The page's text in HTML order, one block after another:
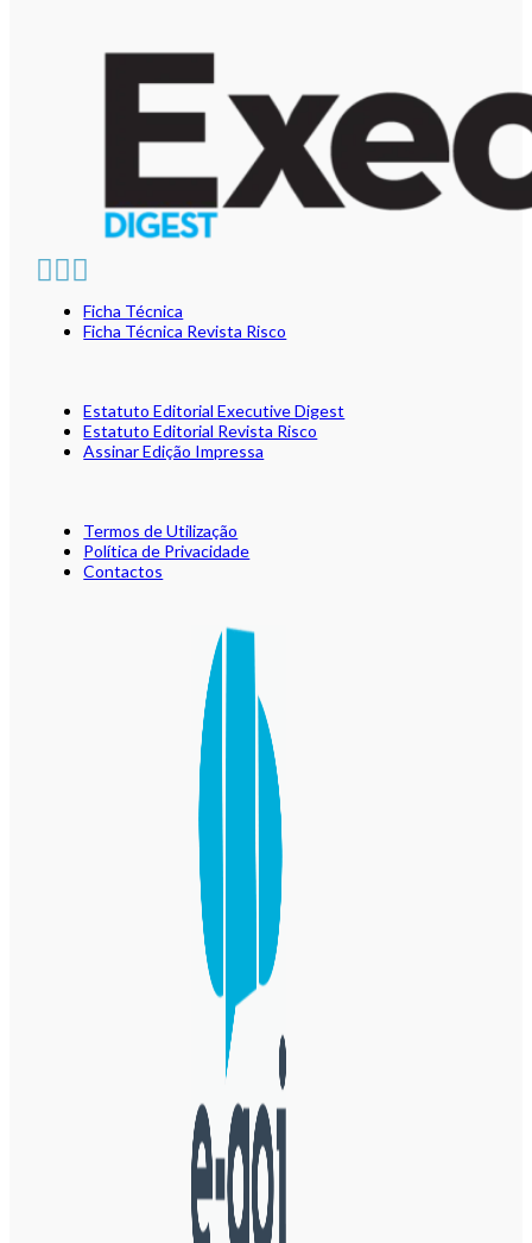
Ficha Técnica
Ficha Técnica Revista Risco
Estatuto Editorial Executive Digest
Estatuto Editorial Revista Risco
Assinar Edição Impressa
Termos de Utilização
Política de Privacidade
Contactos